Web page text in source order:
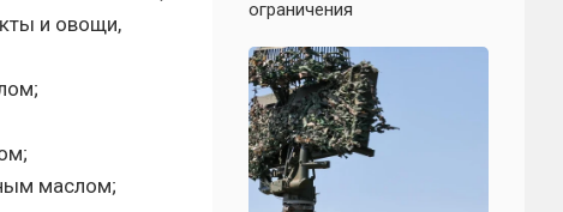
и овощи,
маслом;
ограничения